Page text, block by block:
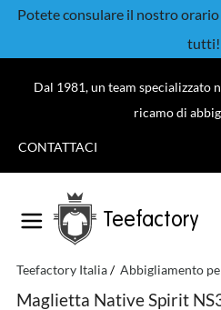
Potete consulare il nostro
tutti!
Dal 1981, un team specializzato
ricamo di
CONTATTACI
Teefactory
Teefactory Italia Abbigliamento
Maglietta Native Spirit